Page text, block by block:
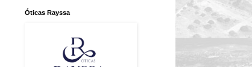
Óticas Rayssa